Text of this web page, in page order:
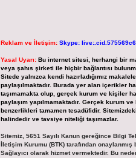
Reklam ve İletişim: Skype:
Yasal Uyarı: Bu internet sitesi, herhangi bir
veya şahıs şirketi ile hiçbir bağlantısı
Sitede yalnızca kendi hazırladığımız
paylaşılmaktadır. Burada yer alan içerikler
taşımamakta olup, gerçek kurum ve kişiler
paylaşım yapılmamaktadır. Gerçek kurum
benzerlikleri tamamen tesadüfidir.
halindedir ve tavsiye niteliği taşımazlar.
Sitemiz, 5651 Sayılı Kanun gereğince Bilgi
İletişim Kurumu (BTK) tarafından onaylanmış
Sağlayıcı olarak hizmet vermektedir. Bu